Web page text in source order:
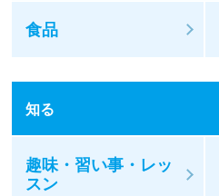
食品
知る
趣味・習い事・レッ
スン